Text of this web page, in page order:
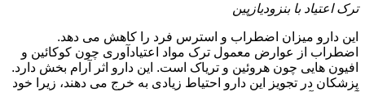
ترک اعتیاد با بنزودیازپین
این دارو میزان اضطراب و استرس فرد را کاهش می دهد.
اضطراب از عوارض معمول ترک مواد اعتیادآوری چون کوکائین و
افیون هایی چون هروئین و تریاک است. این دارو اثر آرام بخش دارد.
پزشکان در تجویز این دارو احتیاط زیادی به خرج می دهند، زیرا خود